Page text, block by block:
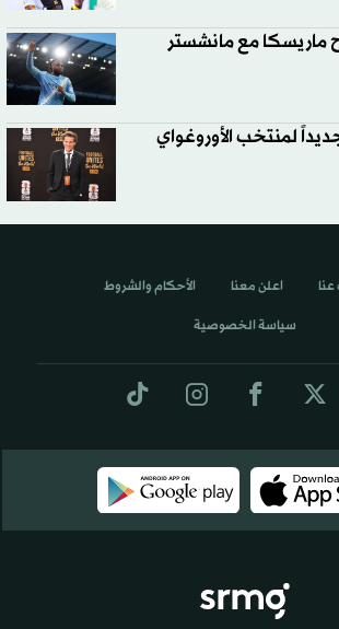
ماريسكا مع مانشستر
لمنتخب الأوروغواي
اعلن معنا الأحكام والشروط
سياسة الخصوصية